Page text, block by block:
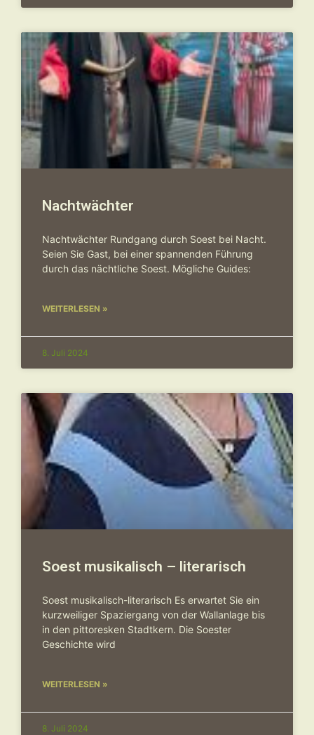
Nachtwächter
Nachtwächter Rundgang durch Soest bei Nacht.
Seien Sie Gast, bei einer spannenden Führung
durch das nächtliche Soest. Mögliche Guides:
WEITERLESEN »
8. Juli 2024
Soest musikalisch – literarisch
Soest musikalisch-literarisch Es erwartet Sie ein
kurzweiliger Spaziergang von der Wallanlage bis
in den pittoresken Stadtkern. Die Soester
Geschichte wird
WEITERLESEN »
8. Juli 2024